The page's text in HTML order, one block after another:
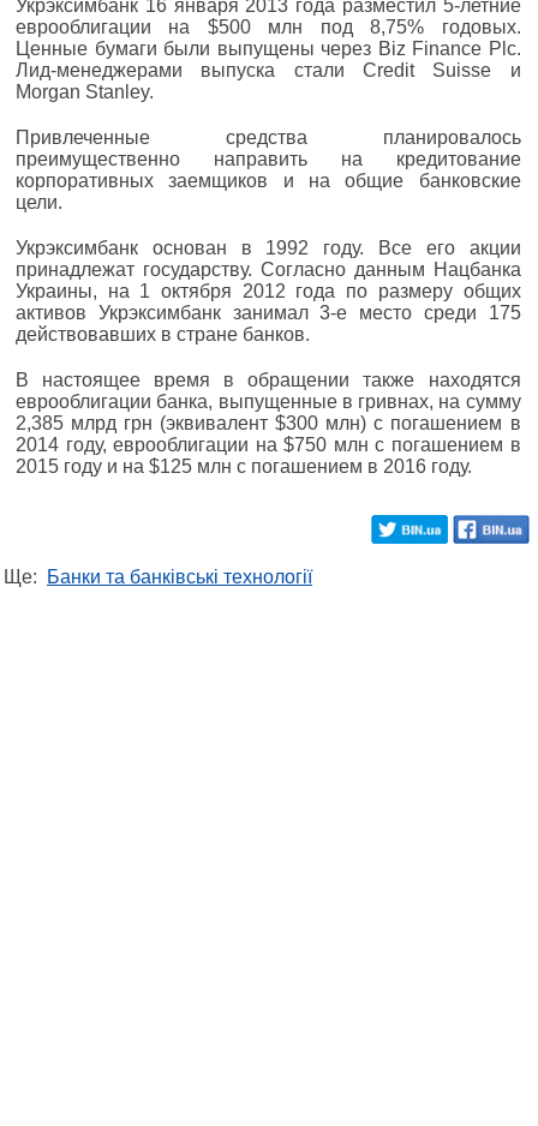
Укрэксимбанк 16 января 2013 года разместил 5-летние
еврооблигации на $500 млн под 8,75% годовых.
Ценные бумаги были выпущены через Biz Finance Plc.
Лид-менеджерами выпуска стали Credit Suisse и
Morgan Stanley.
Привлеченные средства планировалось
преимущественно направить на кредитование
корпоративных заемщиков и на общие банковские
цели.
Укрэксимбанк основан в 1992 году. Все его акции
принадлежат государству. Согласно данным Нацбанка
Украины, на 1 октября 2012 года по размеру общих
активов Укрэксимбанк занимал 3-е место среди 175
действовавших в стране банков.
В настоящее время в обращении также находятся
еврооблигации банка, выпущенные в гривнах, на сумму
2,385 млрд грн (эквивалент $300 млн) с погашением в
2014 году, еврооблигации на $750 млн с погашением в
2015 году и на $125 млн с погашением в 2016 году.
Ще: Банки та банківські технології